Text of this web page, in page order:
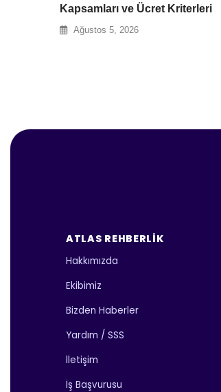
Kapsamları ve Ücret Kriterleri
Ağustos 5, 2026
ATLAS REHBERLIK
Hakkımızda
Ekibimiz
Bizden Haberler
Yardım / SSS
İletişim
İş Başvurusu